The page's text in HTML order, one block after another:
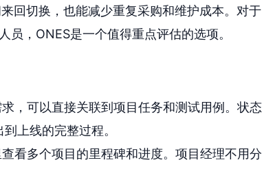
回切换，也能减少重复采购和维护成本。对于
员，ONES是一个值得重点评估的选项。
，可以直接关联到项目任务和测试用例。状态
上线的完整过程。
看多个项目的里程碑和进度。项目经理不用分